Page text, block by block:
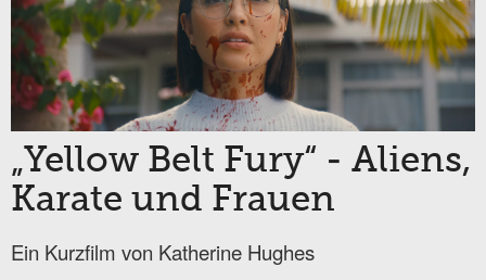
„Yellow Belt Fury“ - Aliens,
Karate und Frauen
Ein Kurzfilm von Katherine Hughes